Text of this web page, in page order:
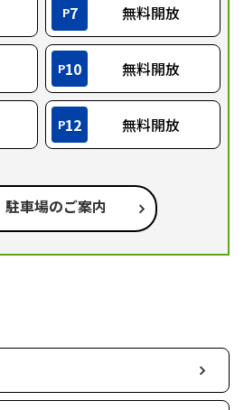
P7 無料開放
P10 無料開放
P12 無料開放
駐車場のご案内